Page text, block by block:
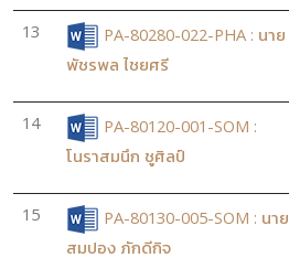
13
PA-80280-022-PHA : นาย
พัชรพล ไชยศรี
14
PA-80120-001-SOM :
โนราสมนึก ชูศิลป์
15
PA-80130-005-SOM : นาย
สมปอง ภักดีกิจ